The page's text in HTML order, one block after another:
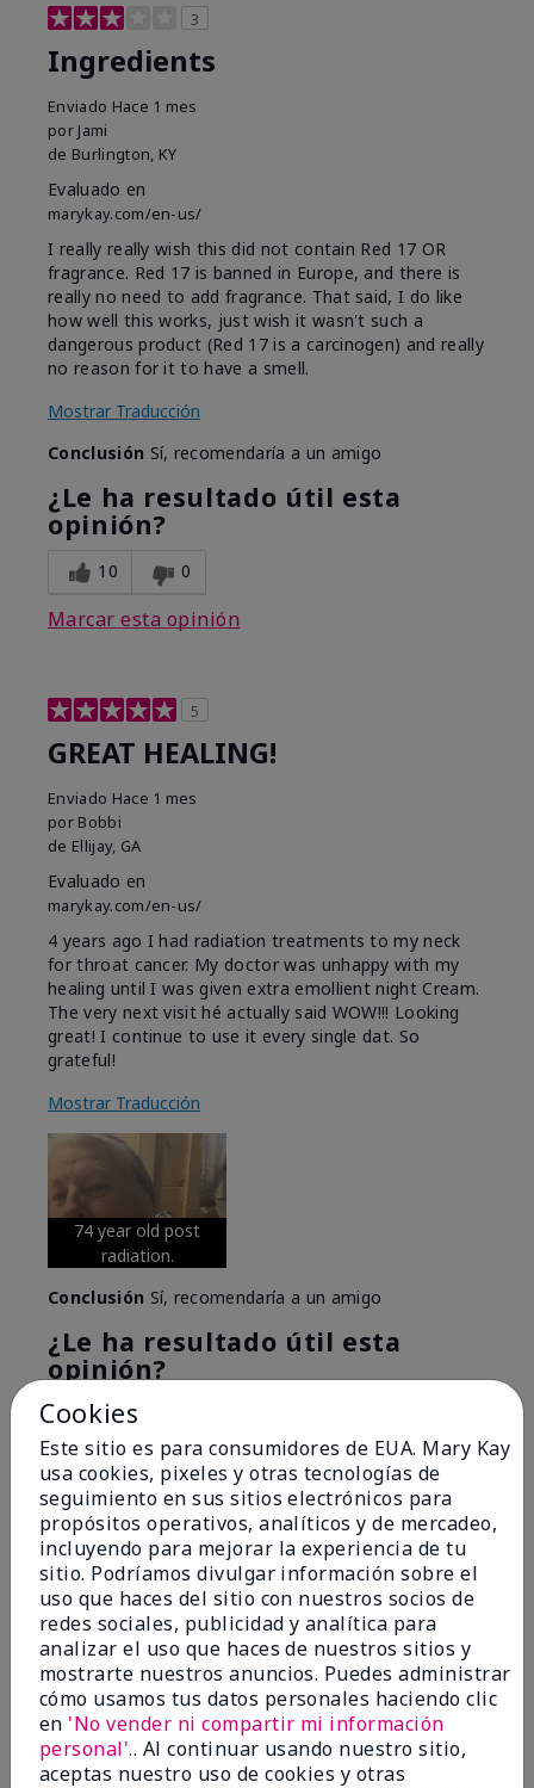
3
Ingredients
Enviado Hace 1 mes
por Jami
de Burlington, KY
Evaluado en
marykay.com/en-us/
I really really wish this did not contain Red 17 OR
fragrance. Red 17 is banned in Europe, and there is
really no need to add fragrance. That said, I do like
how well this works, just wish it wasn't such a
dangerous product (Red 17 is a carcinogen) and really
no reason for it to have a smell.
Mostrar Traducción
Conclusión Sí, recomendaría a un amigo
¿Le ha resultado útil esta
opinión?
10 0
Marcar esta opinión
5
GREAT HEALING!
Enviado Hace 1 mes
por Bobbi
de Ellijay, GA
Evaluado en
marykay.com/en-us/
4 years ago I had radiation treatments to my neck
for throat cancer. My doctor was unhappy with my
healing until I was given extra emollient night Cream.
The very next visit hé actually said WOW!!! Looking
great! I continue to use it every single dat. So
grateful!
Mostrar Traducción
74 year old post
radiation.
Conclusión Sí, recomendaría a un amigo
¿Le ha resultado útil esta
opinión?
6
Marcar esta opinión
5
Great Night time emollient
EnviadoHace 2 meses
porSonia G
deChicago'Il
Evaluado en
marykay.com/en-us/
Cookies
Este sitio es para consumidores de EUA. Mary Kay
usa cookies, pixeles y otras tecnologías de
seguimiento en sus sitios electrónicos para
propósitos operativos, analíticos y de mercadeo,
incluyendo para mejorar la experiencia de tu
sitio. Podríamos divulgar información sobre el
uso que haces del sitio con nuestros socios de
redes sociales, publicidad y analítica para
analizar el uso que haces de nuestros sitios y
mostrarte nuestros anuncios. Puedes administrar
cómo usamos tus datos personales haciendo clic
en 'No vender ni compartir mi información
personal'.. Al continuar usando nuestro sitio,
aceptas nuestro uso de cookies y otras